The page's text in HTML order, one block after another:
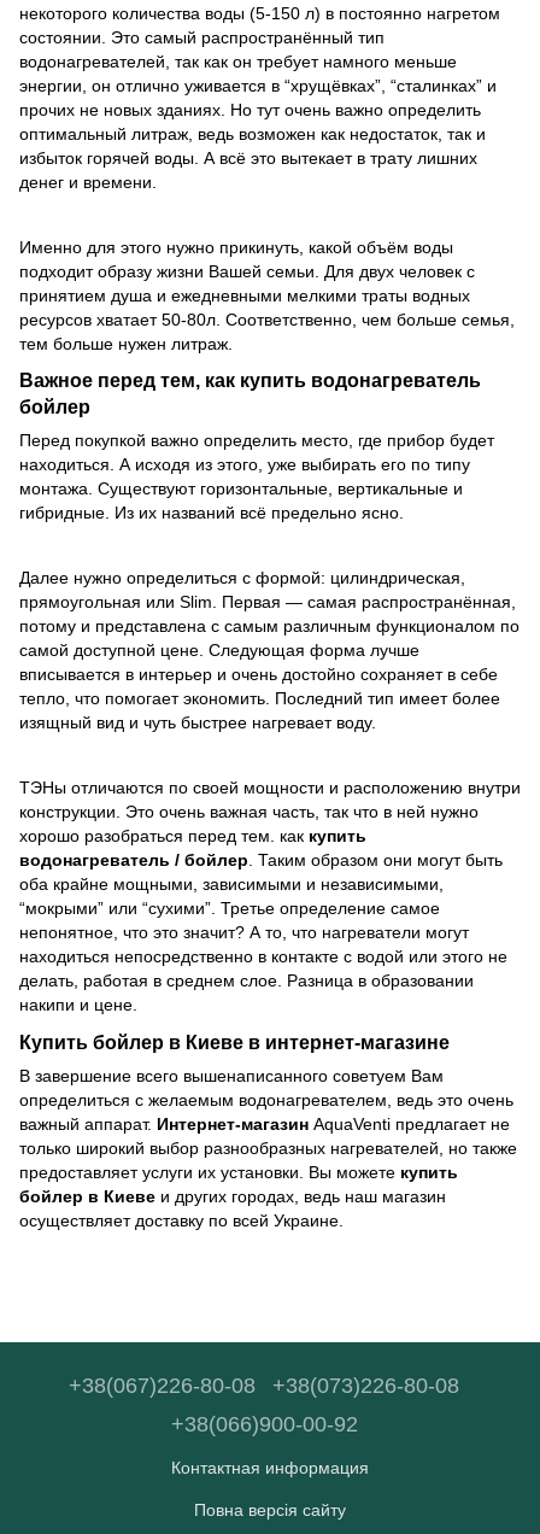
некоторого количества воды (5-150 л) в постоянно нагретом
состоянии. Это самый распространённый тип
водонагревателей, так как он требует намного меньше
энергии, он отлично уживается в “хрущёвках”, “сталинках” и
прочих не новых зданиях. Но тут очень важно определить
оптимальный литраж, ведь возможен как недостаток, так и
избыток горячей воды. А всё это вытекает в трату лишних
денег и времени.
Именно для этого нужно прикинуть, какой объём воды
подходит образу жизни Вашей семьи. Для двух человек с
принятием душа и ежедневными мелкими траты водных
ресурсов хватает 50-80л. Соответственно, чем больше семья,
тем больше нужен литраж.
Важное перед тем, как купить водонагреватель
бойлер
Перед покупкой важно определить место, где прибор будет
находиться. А исходя из этого, уже выбирать его по типу
монтажа. Существуют горизонтальные, вертикальные и
гибридные. Из их названий всё предельно ясно.
Далее нужно определиться с формой: цилиндрическая,
прямоугольная или Slim. Первая — самая распространённая,
потому и представлена с самым различным функционалом по
самой доступной цене. Следующая форма лучше
вписывается в интерьер и очень достойно сохраняет в себе
тепло, что помогает экономить. Последний тип имеет более
изящный вид и чуть быстрее нагревает воду.
ТЭНы отличаются по своей мощности и расположению внутри
конструкции. Это очень важная часть, так что в ней нужно
хорошо разобраться перед тем. как купить
водонагреватель / бойлер. Таким образом они могут быть
оба крайне мощными, зависимыми и независимыми,
“мокрыми” или “сухими”. Третье определение самое
непонятное, что это значит? А то, что нагреватели могут
находиться непосредственно в контакте с водой или этого не
делать, работая в среднем слое. Разница в образовании
накипи и цене.
Купить бойлер в Киеве в интернет-магазине
В завершение всего вышенаписанного советуем Вам
определиться с желаемым водонагревателем, ведь это очень
важный аппарат. Интернет-магазин AquaVenti предлагает не
только широкий выбор разнообразных нагревателей, но также
предоставляет услуги их установки. Вы можете купить
бойлер в Киеве и других городах, ведь наш магазин
осуществляет доставку по всей Украине.
+38(067)226-80-08
+38(073)226-80-08
+38(066)900-00-92
Контактная информация
Повна версія сайту